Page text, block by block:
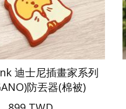
迪士尼插畫家系列
防丟器(棉被)